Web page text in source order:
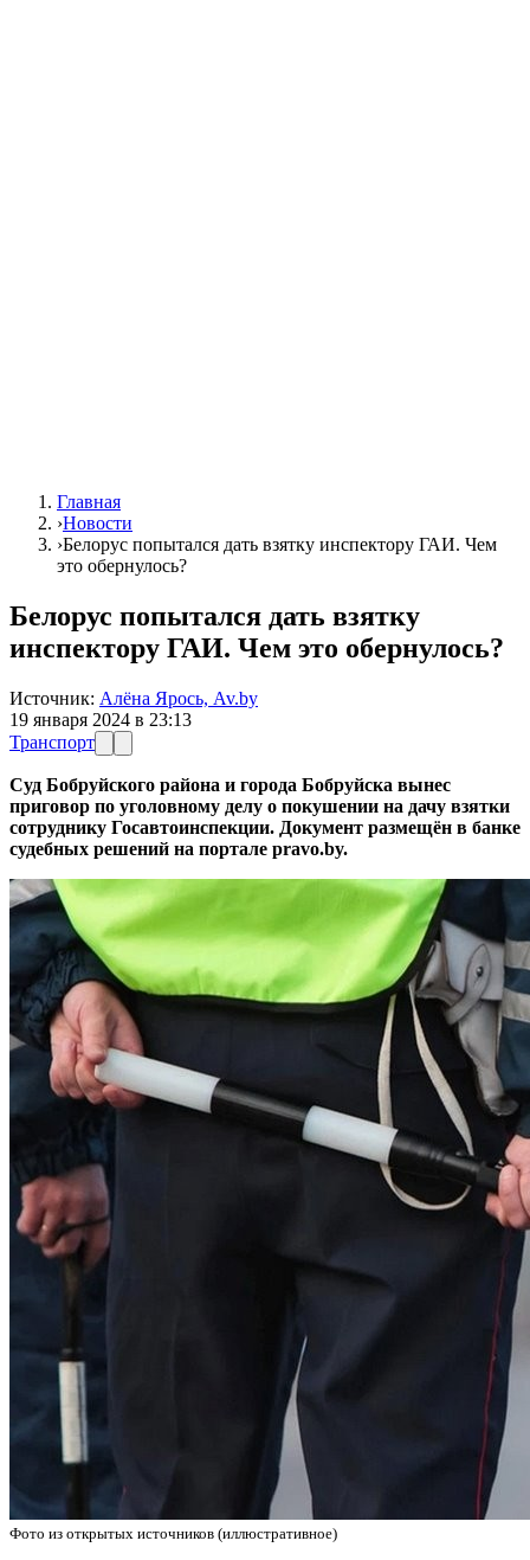
Главная
›Новости
›Белорус попытался дать взятку инспектору ГАИ. Чем
это обернулось?
Белорус попытался дать взятку
инспектору ГАИ. Чем это обернулось?
Источник: Алёна Ярось, Av.by
19 января 2024 в 23:13
Транспорт
Суд Бобруйского района и города Бобруйска вынес
приговор по уголовному делу о покушении на дачу взятки
сотруднику Госавтоинспекции. Документ размещён в банке
судебных решений на портале pravo.by.
Фото из открытых источников (иллюстративное)